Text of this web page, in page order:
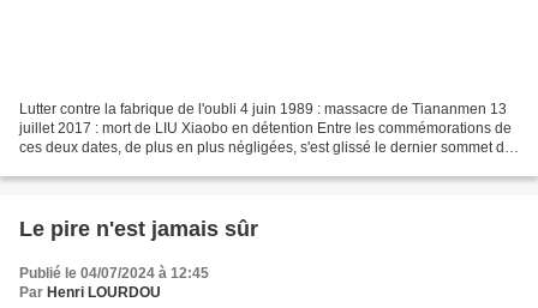
Lutter contre la fabrique de l'oubli 4 juin 1989 : massacre de Tiananmen 13
juillet 2017 : mort de LIU Xiaobo en détention Entre les commémorations de
ces deux dates, de plus en plus négligées, s'est glissé le dernier sommet de
Le pire n'est jamais sûr
Publié le 04/07/2024 à 12:45
Par Henri LOURDOU